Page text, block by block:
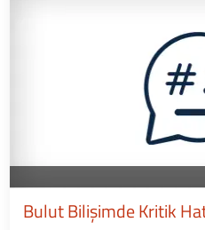
Bulut Bilişimde Kritik